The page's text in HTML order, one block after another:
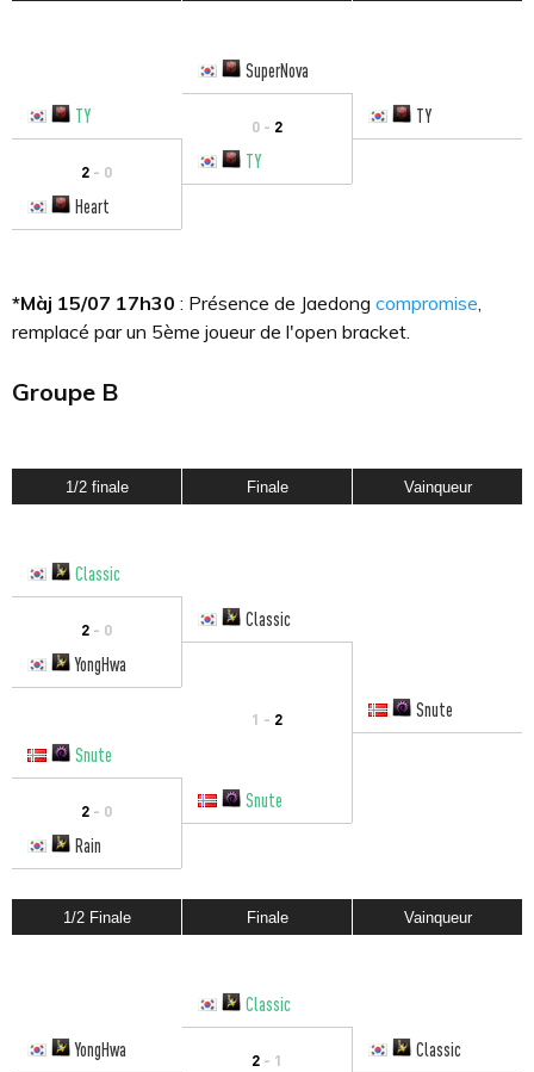
SuperNova
TY
0 - 2 TY
2 - 0
TY
Heart
*Màj 15/07 17h30 : Présence de Jaedong compromise,
remplacé par un 5ème joueur de l'open bracket.
Groupe B
1/2 finale Finale Vainqueur
Classic
2 - 0
Classic
YongHwa
1 - 2
Snute
Snute
2 - 0
Snute
Rain
1/2 Finale Finale Vainqueur
Classic
YongHwa
2 - 1 Classic